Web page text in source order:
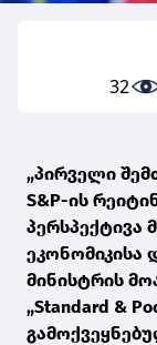
32
„პირველი
S&P-ის
პერსპექტივა
ეკონომიკისა
მინისტრის
„Standard &